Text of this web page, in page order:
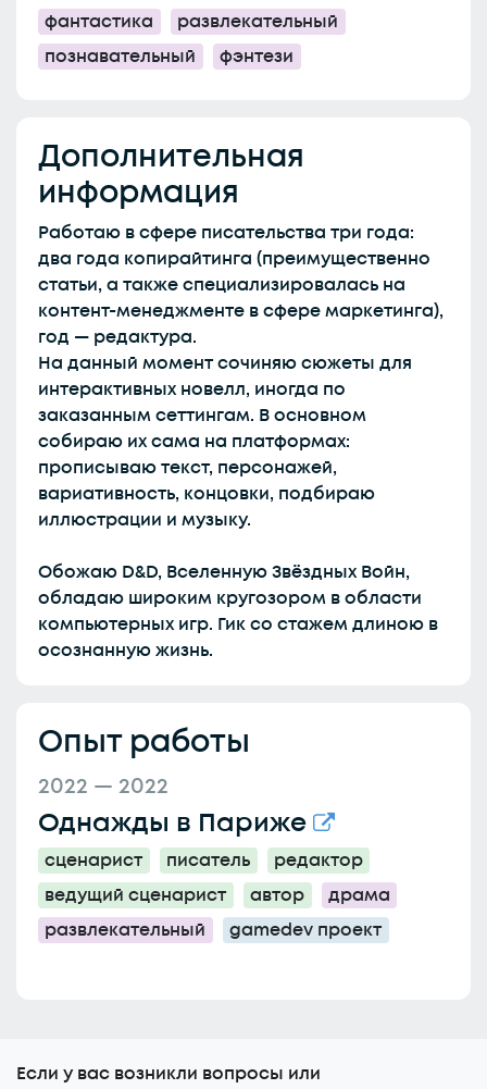
фантастика
развлекательный
познавательный
фэнтези
Дополнительная
информация
Работаю в сфере писательства три года:
два года копирайтинга (преимущественно
статьи, а также специализировалась на
контент-менеджменте в сфере маркетинга),
год — редактура.
На данный момент сочиняю сюжеты для
интерактивных новелл, иногда по
заказанным сеттингам. В основном
собираю их сама на платформах:
прописываю текст, персонажей,
вариативность, концовки, подбираю
иллюстрации и музыку.
Обожаю D&D, Вселенную Звёздных Войн,
обладаю широким кругозором в области
компьютерных игр. Гик со стажем длиною в
осознанную жизнь.
Опыт работы
2022 — 2022
Однажды в Париже
сценарист писатель
редактор
ведущий сценарист
автор
драма
развлекательный
gamedev проект
Еcли у вас возникли вопросы или